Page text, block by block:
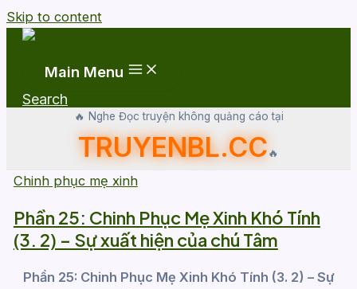
Skip to content
Main Menu
Search
🔥 Nghe Đọc truyện không quảng cáo tại
TRUYENBL.CC🔥
Chinh phục mẹ xinh
Phần 25: Chinh Phục Mẹ Xinh Khó Tính
(3. 2) – Sự xuất hiện của chú Tâm
Phần 25: Chinh Phục Mẹ Xinh Khó Tính (3. 2) – Sự